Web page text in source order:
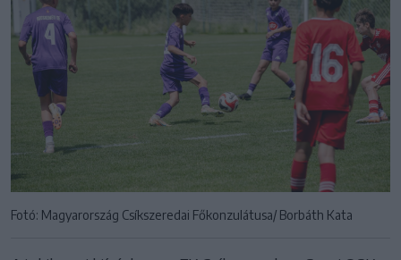
Fotó: Magyarország Csíkszeredai Főkonzulátusa/ Borbáth Kata